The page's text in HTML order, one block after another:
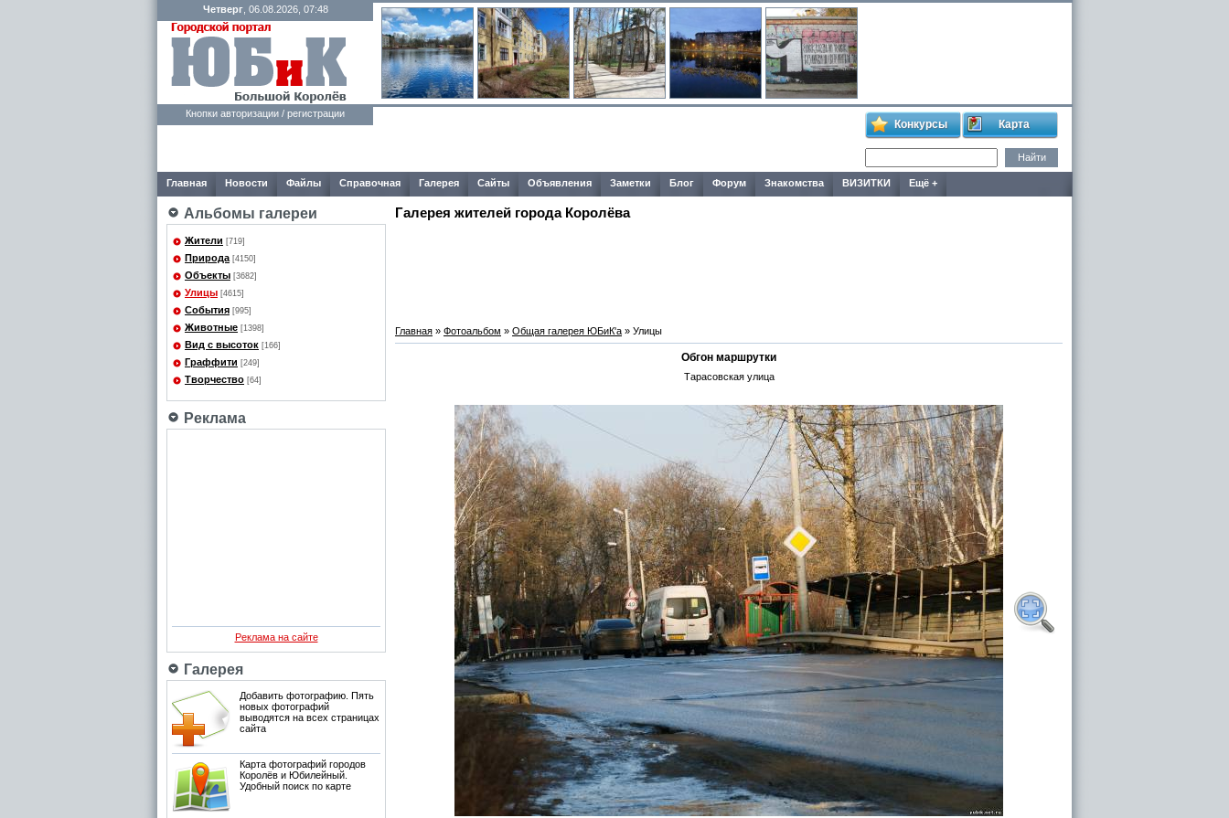
Четверг, 06.08.2026, 07:48
Кнопки авторизации / регистрации
Конкурсы Карта
Главная Новости Файлы Справочная Галерея Сайты Объявления Заметки Блог Форум Знакомства ВИЗИТКИ Ещё +
Альбомы галереи
Жители [719]
Природа [4150]
Объекты [3682]
Улицы [4615]
События [995]
Животные [1398]
Вид с высоток [166]
Граффити [249]
Творчество [64]
Реклама
Реклама на сайте
Галерея
Добавить фотографию. Пять
новых фотографий
выводятся на всех страницах
сайта
Карта фотографий городов
Королёв и Юбилейный.
Удобный поиск по карте
Галерея жителей города Королёва
Главная » Фотоальбом » Общая галерея ЮБиК'a » Улицы
Обгон маршрутки
Тарасовская улица